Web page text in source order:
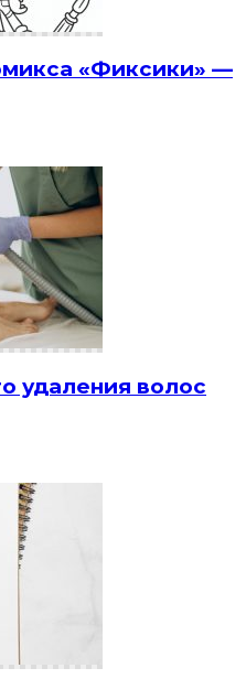
«Фиксики» —
удаления волос